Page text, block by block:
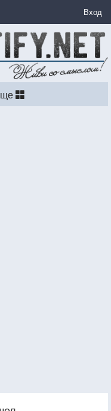
Вход